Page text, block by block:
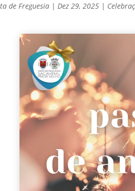
de Freguesia | Dez 29, 2025 |